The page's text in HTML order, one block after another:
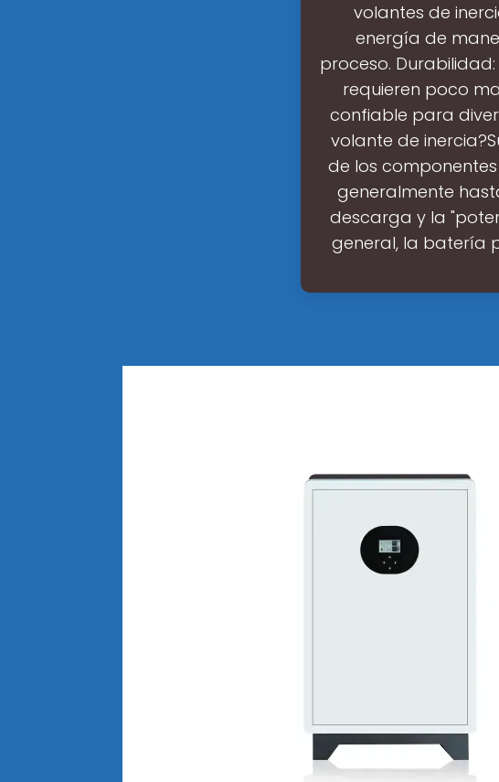
volantes de
energía de
proceso.
requieren poco
confiable para
volante de
de los
generalmente
descarga y la
general, la batería